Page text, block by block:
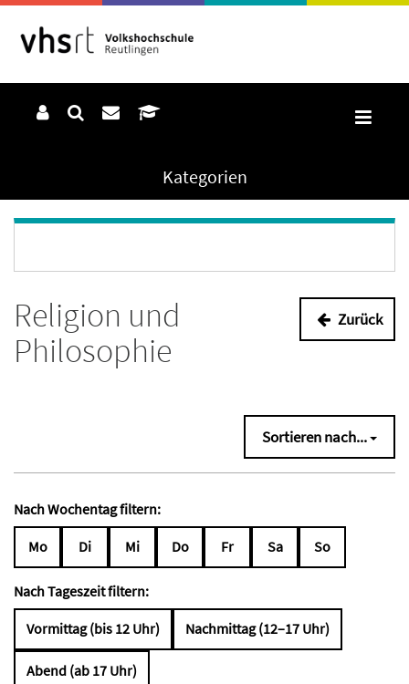
Kategorien
Religion und
Philosophie
Zurück
Sortieren nach...
Nach Wochentag filtern:
Mo Di Mi Do Fr Sa So
Nach Tageszeit filtern:
Vormittag (bis 12 Uhr) Nachmittag (12–17 Uhr)
Abend (ab 17 Uhr)